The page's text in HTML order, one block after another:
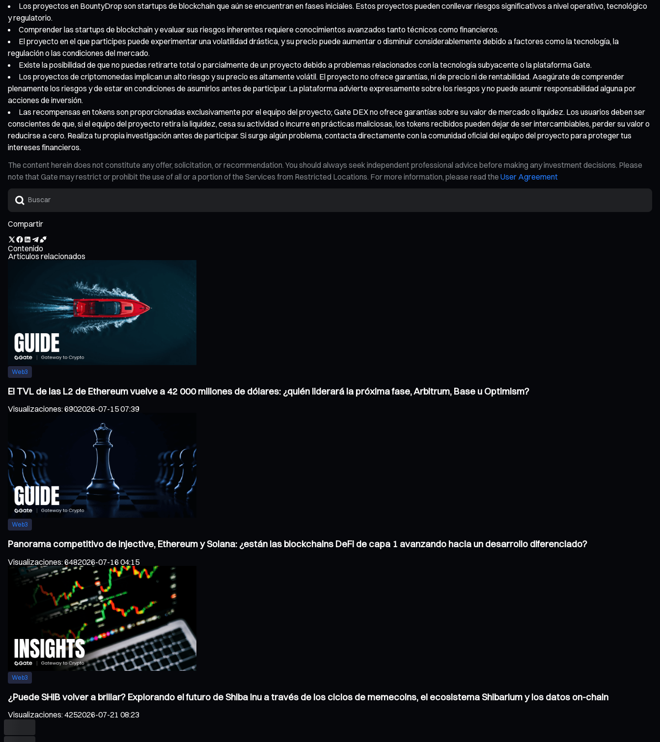
Los proyectos en BountyDrop son startups de blockchain que aún se encuentran en fases iniciales. Estos proyectos pueden conllevar riesgos significativos a nivel operativo, tecnológico
y regulatorio.
Comprender las startups de blockchain y evaluar sus riesgos inherentes requiere conocimientos avanzados tanto técnicos como financieros.
El proyecto en el que participes puede experimentar una volatilidad drástica, y su precio puede aumentar o disminuir considerablemente debido a factores como la tecnología, la
regulación o las condiciones del mercado.
Existe la posibilidad de que no puedas retirarte total o parcialmente de un proyecto debido a problemas relacionados con la tecnología subyacente o la plataforma Gate.
Los proyectos de criptomonedas implican un alto riesgo y su precio es altamente volátil. El proyecto no ofrece garantías, ni de precio ni de rentabilidad. Asegúrate de comprender
plenamente los riesgos y de estar en condiciones de asumirlos antes de participar. La plataforma advierte expresamente sobre los riesgos y no puede asumir responsabilidad alguna por
acciones de inversión.
Las recompensas en tokens son proporcionadas exclusivamente por el equipo del proyecto; Gate DEX no ofrece garantías sobre su valor de mercado o liquidez. Los usuarios deben ser
conscientes de que, si el equipo del proyecto retira la liquidez, cesa su actividad o incurre en prácticas maliciosas, los tokens recibidos pueden dejar de ser intercambiables, perder su valor o
reducirse a cero. Realiza tu propia investigación antes de participar. Si surge algún problema, contacta directamente con la comunidad oficial del equipo del proyecto para proteger tus
intereses financieros.
The content herein does not constitute any offer, solicitation, or recommendation. You should always seek independent professional advice before making any investment decisions. Please
note that Gate may restrict or prohibit the use of all or a portion of the Services from Restricted Locations. For more information, please read the User Agreement
Compartir
Contenido
Artículos relacionados
Web3
El TVL de las L2 de Ethereum vuelve a 42 000 millones de dólares: ¿quién liderará la próxima fase, Arbitrum, Base u Optimism?
Visualizaciones:6902026-07-15 07:39
Web3
Panorama competitivo de Injective, Ethereum y Solana: ¿están las blockchains DeFi de capa 1 avanzando hacia un desarrollo diferenciado?
Visualizaciones:6482026-07-16 04:15
Web3
¿Puede SHIB volver a brillar? Explorando el futuro de Shiba Inu a través de los ciclos de memecoins, el ecosistema Shibarium y los datos on-chain
Visualizaciones:4252026-07-21 08:23